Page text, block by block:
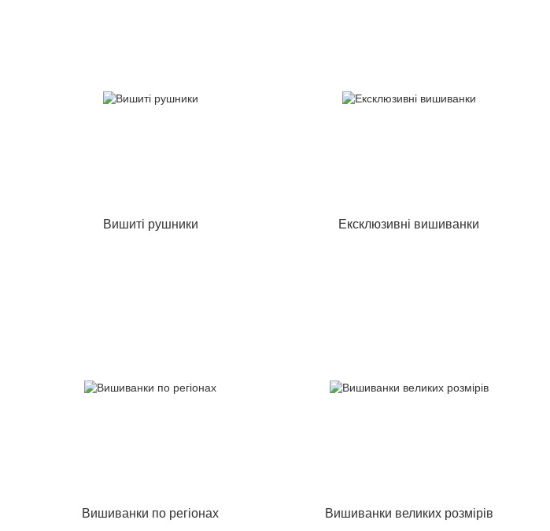
Вишиті рушники Ексклюзивні вишиванки
Вишиванки по регіонах Вишиванки великих розмірів